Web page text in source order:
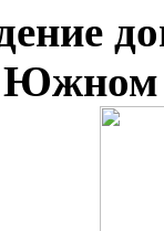
Южном